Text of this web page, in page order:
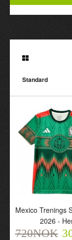
VM 2026
Mexico Trenings
2026 -
720NOK